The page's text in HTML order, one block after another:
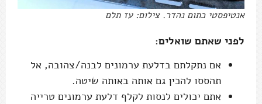
אנטיפסטי כתום נהדר. צילום: עז תלם
לפני שאתם שואלים:
אם נתקלתם בדלעת ערמונים לבנה/צהובה, אל
תהססו להכין גם אותה באותה שיטה.
אתם יכולים לנסות לקלף דלעת ערמונים טרייה